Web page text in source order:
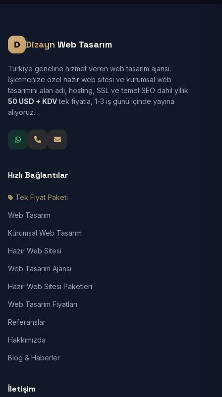
Dizayn Web Tasarım
Türkiye geneline hizmet veren web tasarım ajansı.
İşletmenize özel hazır web sitesi ve kurumsal web
tasarımını alan adı, hosting, SSL ve temel SEO dahil yıllık
50 USD + KDVtek fiyatla, 1-3 iş günü içinde yayına
alıyoruz.
Hızlı Bağlantılar
Tek Fiyat Paketi
Web Tasarım
Kurumsal Web Tasarım
Hazır Web Sitesi
Web Tasarım Ajansı
Hazır Web Sitesi Paketleri
Web Tasarım Fiyatları
Referanslar
Hakkımızda
Blog & Haberler
İletişim